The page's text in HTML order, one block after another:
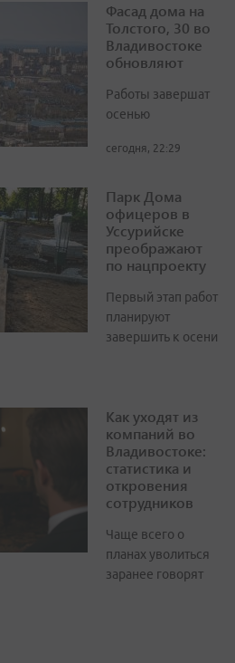
Фасад дома на
Толстого, 30 во
Владивостоке
обновляют
Работы завершат
осенью
сегодня, 22:29
Парк Дома
офицеров в
Уссурийске
преображают
по нацпроекту
Первый этап работ
планируют
завершить к осени
Как уходят из
компаний во
Владивостоке:
статистика и
откровения
сотрудников
Чаще всего о
планах уволиться
заранее говорят